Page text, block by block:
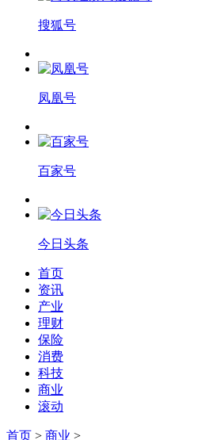
搜狐号
凤凰号
百家号
今日头条
首页
资讯
产业
理财
保险
消费
科技
商业
滚动
首页 > 商业 >